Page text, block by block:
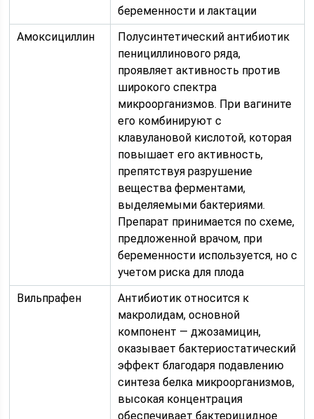
беременности и лактации
Амоксициллин
Полусинтетический антибиотик
пенициллинового ряда,
проявляет активность против
широкого спектра
микроорганизмов. При вагините
его комбинируют с
клавулановой кислотой, которая
повышает его активность,
препятствуя разрушение
вещества ферментами,
выделяемыми бактериями.
Препарат принимается по схеме,
предложенной врачом, при
беременности используется, но с
учетом риска для плода
Вильпрафен
Антибиотик относится к
макролидам, основной
компонент — джозамицин,
оказывает бактериостатический
эффект благодаря подавлению
синтеза белка микроорганизмов,
высокая концентрация
обеспечивает бактерицидное